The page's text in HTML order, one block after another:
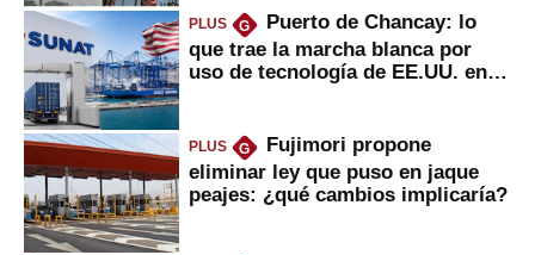
PLUS G
Puerto de Chancay: lo
que trae la marcha blanca por
uso de tecnología de EE.UU. en
PLUS G
Fujimori propone
eliminar ley que puso en jaque
peajes: ¿qué cambios implicaría?